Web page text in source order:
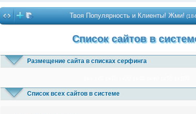
Твоя Популярность и Клиенты! Жми!(1842)
Список сайтов в
Размещение сайта в списках серфинга
Список всех сайтов в системе